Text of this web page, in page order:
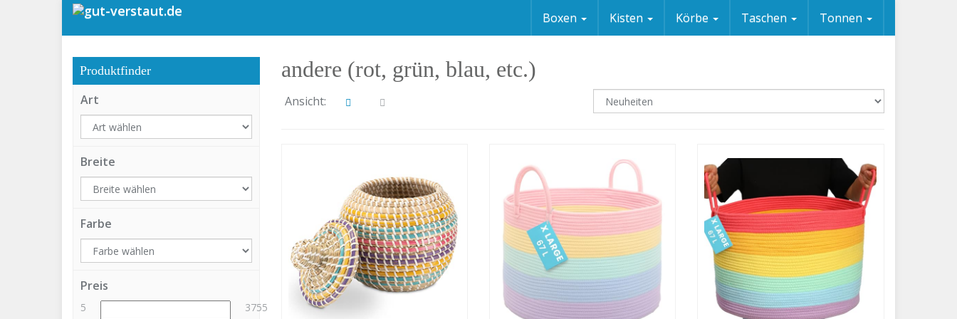
Boxen Kisten Körbe Taschen Tonnen
andere (rot, grün, blau, etc.)
Ansicht:
Produktfinder
Art
Breite
Farbe
Preis
5 3755